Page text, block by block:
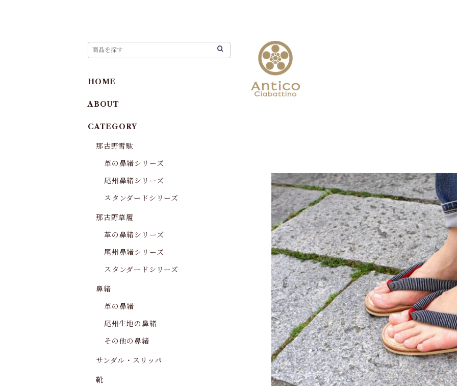
HOME
ABOUT
CATEGORY
那古野雪駄
革の鼻緒シリーズ
尾州鼻緒シリーズ
スタンダードシリーズ
那古野草履
革の鼻緒シリーズ
尾州鼻緒シリーズ
スタンダードシリーズ
鼻緒
革の鼻緒
尾州生地の鼻緒
その他の鼻緒
サンダル・スリッパ
靴